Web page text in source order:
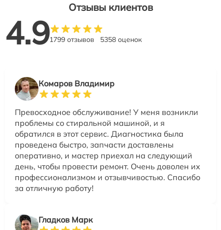
Отзывы клиентов
4.91799 отзывов 5358 оценок
Комаров Владимир
Превосходное обслуживание! У меня возникли
проблемы со стиральной машиной, и я
обратился в этот сервис. Диагностика была
проведена быстро, запчасти доставлены
оперативно, и мастер приехал на следующий
день, чтобы провести ремонт. Очень доволен их
профессионализмом и отзывчивостью. Спасибо
за отличную работу!
Гладков Марк